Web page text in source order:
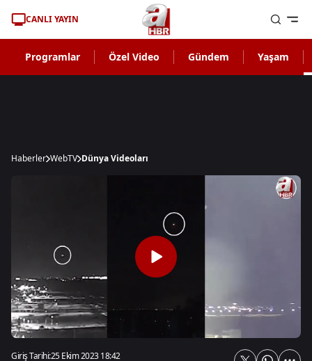
CANLI YAYIN
Programlar Özel Video Gündem Yaşam
Haberler WebTV Dünya Videoları
Giriş Tarihi:25 Ekim 2023 18:42